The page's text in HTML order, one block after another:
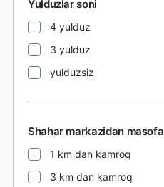
Yulduzlar soni
4 yulduz
3 yulduz
yulduzsiz
Shahar markazidan masofa
1 km dan kamroq
3 km dan kamroq